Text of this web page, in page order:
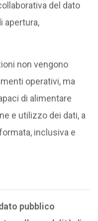
del dato
apertura,
non vengono
operativi, ma
di alimentare
e utilizzo dei dati, a
inclusiva e
pubblico